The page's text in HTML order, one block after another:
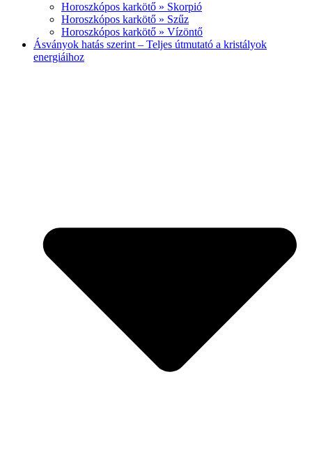
Horoszkópos karkötő » Skorpió
Horoszkópos karkötő » Szűz
Horoszkópos karkötő » Vízöntő
Ásványok hatás szerint – Teljes útmutató a kristályok
energiáihoz